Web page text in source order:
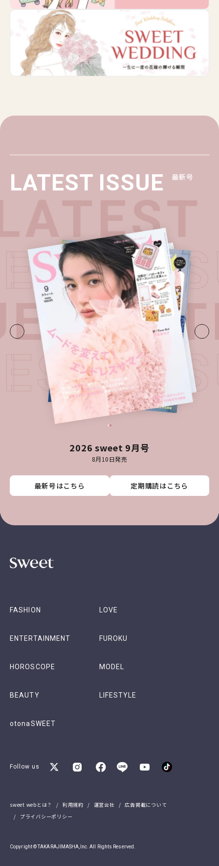
LATEST ISSUE 最新号
2026 sweet 9月号
8月10日発売
最新号はこちら 定期購読はこちら
最新号はこちら 定期購読はこちら
最新号はこちら 定期購読はこちら
最新号はこちら 定期購読はこちら
・
FASHION LOVE
ENTERTAINMENT FUROKU
HOROSCOPE MODEL
BEAUTY LIFESTYLE
otonaSWEET
Follow us
sweet webとは？ 利用規約 運営会社
広告掲載について
プライバシーポリシー
Copyright © TAKARAJIMASHA,Inc. All Rights Reserved.